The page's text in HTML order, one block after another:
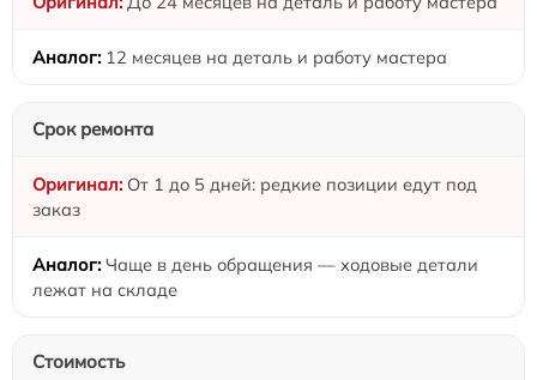
12 месяцев на деталь и работу мастера
Срок ремонта
От 1 до 5 дней: редкие позиции едут под
заказ
Чаще в день обращения — ходовые детали
лежат на складе
Стоимость